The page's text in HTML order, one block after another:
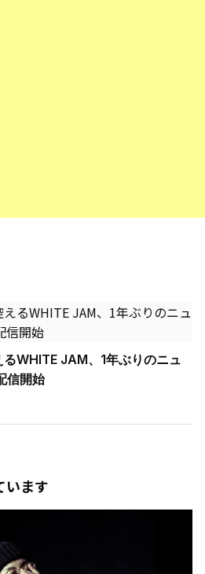
WHITE JAM、1年ぶりのニュ
信開始
います